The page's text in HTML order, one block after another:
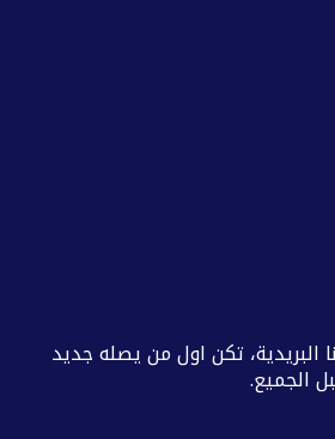
البريدية، تكن اول من يصله جديد
الجميع.